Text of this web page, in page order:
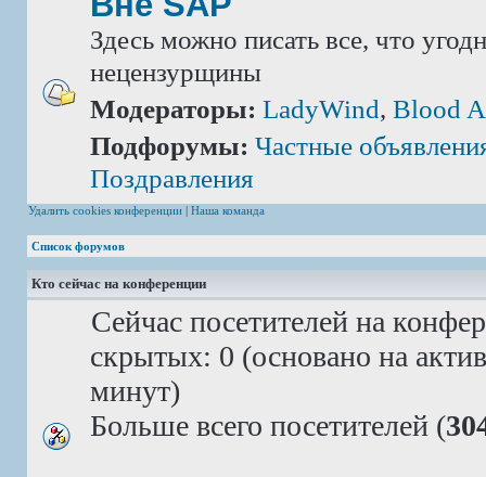
Здесь можно писать все, что
нецензурщины
Модераторы: LadyWind, Blood
Подфорумы: Частные
Поздравления
Удалить cookies конференции | Наша команда
Список форумов
Кто сейчас на конференции
Сейчас посетителей на
скрытых: 0 (основано на
минут)
Больше всего посетителей (